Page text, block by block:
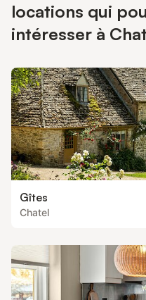
locations qui
intéresser à
Gîtes
Chatel